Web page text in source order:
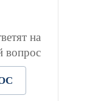
на
вопрос